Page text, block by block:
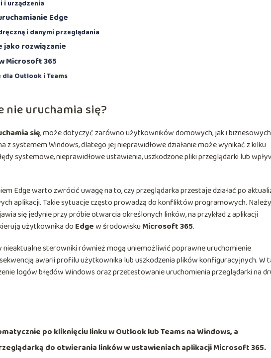
i urządzenia
Edge
i danymi przeglądania
jako rozwiązanie
Microsoft 365
Outlook i Teams
nie uruchamia się?
się, może dotyczyć zarówno użytkowników domowych, jak i
z systemem Windows, dlatego jej nieprawidłowe działanie może wynikać z kilku
systemowe, nieprawidłowe ustawienia, uszkodzone pliki przeglądarki lub
Edge warto zwrócić uwagę na to, czy przeglądarka przestaje działać po
aplikacji. Takie sytuacje często prowadzą do konfliktów programowych. Należy
się jedynie przy próbie otwarcia określonych linków, na przykład z aplikacji
użytkownika doEdgew środowiskuMicrosoft 365.
nieaktualne sterowniki również mogą uniemożliwić poprawne uruchomienie
awarii profilu użytkownika lub uszkodzenia plików konfiguracyjnych. W
logów błędów Windows oraz przetestowanie uruchomienia przeglądarki na
po kliknięciu linku w Outlook lub Teams na Windows, a
do otwierania linków w ustawieniach aplikacji Microsoft 365.